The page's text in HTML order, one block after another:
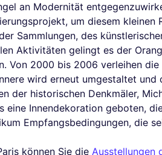
an Modernität
um diesem kleinen
Sammlungen, des
Aktivitäten gelingt es der
Von 2000 bis 2006 verleihen
wird erneut umgestaltet
der historischen Denkmäler,
eine Innendekoration geboten,
Empfangsbedingungen, die
können Sie die Ausstellungen